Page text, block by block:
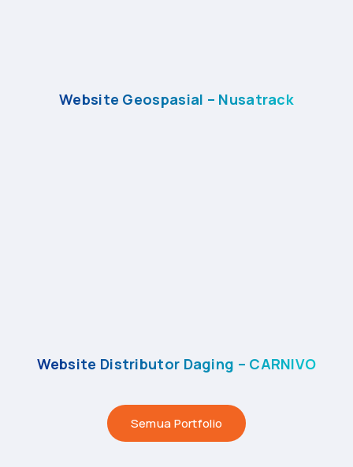
Website Geospasial – Nusatrack
Website Distributor Daging – CARNIVO
Semua Portfolio